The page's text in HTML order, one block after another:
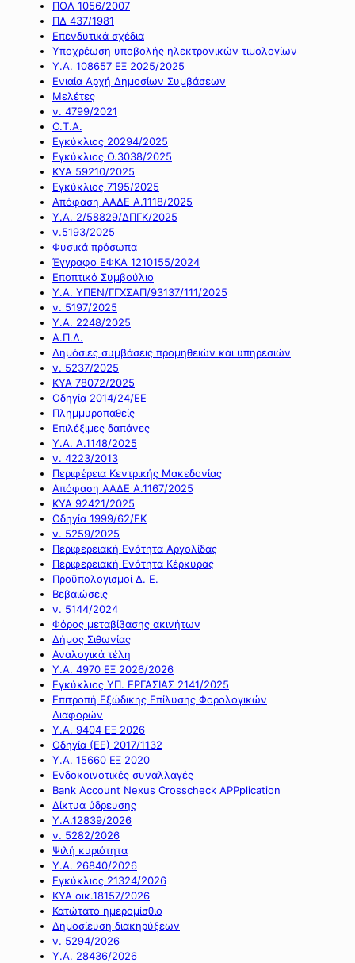
ΠΟΛ 1056/2007
ΠΔ 437/1981
Επενδυτικά σχέδια
Υποχρέωση υποβολής ηλεκτρονικών τιμολογίων
Υ.Α. 108657 ΕΞ 2025/2025
Ενιαία Αρχή Δημοσίων Συμβάσεων
Μελέτες
ν. 4799/2021
Ο.Τ.Α.
Εγκύκλιος 20294/2025
Εγκύκλιος Ο.3038/2025
ΚΥΑ 59210/2025
Εγκύκλιος 7195/2025
Απόφαση ΑΑΔΕ Α.1118/2025
Υ.Α. 2/58829/ΔΠΓΚ/2025
ν.5193/2025
Φυσικά πρόσωπα
Έγγραφο ΕΦΚΑ 1210155/2024
Εποπτικό Συμβούλιο
Υ.Α. ΥΠΕΝ/ΓΓΧΣΑΠ/93137/111/2025
ν. 5197/2025
Υ.Α. 2248/2025
Α.Π.Δ.
Δημόσιες συμβάσεις προμηθειών και υπηρεσιών
ν. 5237/2025
ΚΥΑ 78072/2025
Οδηγία 2014/24/ΕΕ
Πλημμυροπαθείς
Επιλέξιμες δαπάνες
Υ.Α. Α.1148/2025
ν. 4223/2013
Περιφέρεια Κεντρικής Μακεδονίας
Απόφαση ΑΑΔΕ Α.1167/2025
ΚΥΑ 92421/2025
Οδηγία 1999/62/ΕΚ
ν. 5259/2025
Περιφερειακή Ενότητα Αργολίδας
Περιφερειακή Ενότητα Κέρκυρας
Προϋπολογισμοί Δ. Ε.
Βεβαιώσεις
ν. 5144/2024
Φόρος μεταβίβασης ακινήτων
Δήμος Σιθωνίας
Αναλογικά τέλη
Υ.Α. 4970 ΕΞ 2026/2026
Εγκύκλιος ΥΠ. ΕΡΓΑΣΙΑΣ 2141/2025
Επιτροπή Εξώδικης Επίλυσης Φορολογικών
Διαφορών
Υ.Α. 9404 ΕΞ 2026
Οδηγία (ΕΕ) 2017/1132
Υ.Α. 15660 ΕΞ 2020
Ενδοκοινοτικές συναλλαγές
Bank Account Nexus Crosscheck APPplication
Δίκτυα ύδρευσης
Υ.Α.12839/2026
ν. 5282/2026
Ψιλή κυριότητα
Υ.Α. 26840/2026
Εγκύκλιος 21324/2026
ΚΥΑ οικ.18157/2026
Κατώτατο ημερομίσθιο
Δημοσίευση διακηρύξεων
ν. 5294/2026
Υ.Α. 28436/2026